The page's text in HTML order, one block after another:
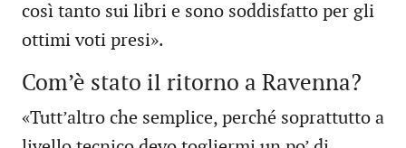
così tanto sui libri e sono soddisfatto per gli
ottimi voti presi».
Com’è stato il ritorno a Ravenna?
«Tutt’altro che semplice, perché soprattutto a